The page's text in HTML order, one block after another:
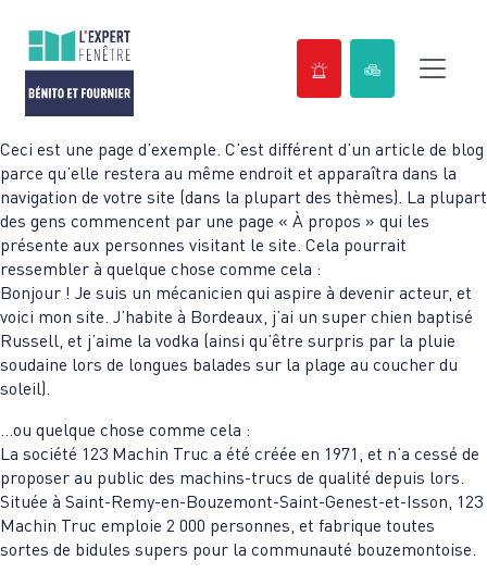
Passer
au
contenu
Ceci est une page d’exemple. C’est différent d’un article de blog
parce qu’elle restera au même endroit et apparaîtra dans la
navigation de votre site (dans la plupart des thèmes). La plupart
des gens commencent par une page « À propos » qui les
présente aux personnes visitant le site. Cela pourrait
ressembler à quelque chose comme cela :
Bonjour ! Je suis un mécanicien qui aspire à devenir acteur, et
voici mon site. J’habite à Bordeaux, j’ai un super chien baptisé
Russell, et j’aime la vodka (ainsi qu’être surpris par la pluie
soudaine lors de longues balades sur la plage au coucher du
soleil).
…ou quelque chose comme cela :
La société 123 Machin Truc a été créée en 1971, et n’a cessé de
proposer au public des machins-trucs de qualité depuis lors.
Située à Saint-Remy-en-Bouzemont-Saint-Genest-et-Isson, 123
Machin Truc emploie 2 000 personnes, et fabrique toutes
sortes de bidules supers pour la communauté bouzemontoise.